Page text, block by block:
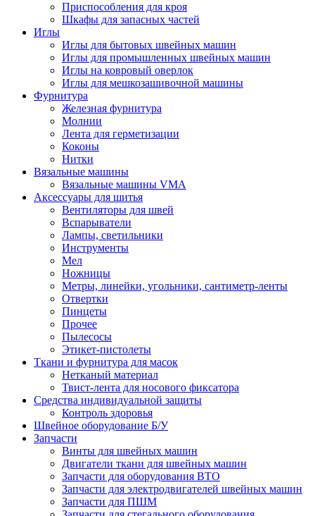
Приспособления для кроя
Шкафы для запасных частей
Иглы
Иглы для бытовых швейных машин
Иглы для промышленных швейных машин
Иглы на ковровый оверлок
Иглы для мешкозашивочной машины
Фурнитура
Железная фурнитура
Молнии
Лента для герметизации
Коконы
Нитки
Вязальные машины
Вязальные машины VMA
Аксессуары для шитья
Вентиляторы для швей
Вспарыватели
Лампы, светильники
Инструменты
Мел
Ножницы
Метры, линейки, угольники, сантиметр-ленты
Отвертки
Пинцеты
Прочее
Пылесосы
Этикет-пистолеты
Ткани и фурнитура для масок
Нетканый материал
Твист-лента для носового фиксатора
Средства индивидуальной защиты
Контроль здоровья
Швейное оборудование Б/У
Запчасти
Винты для швейных машин
Двигатели ткани для швейных машин
Запчасти для оборудования ВТО
Запчасти для электродвигателей швейных машин
Запчасти для ПШМ